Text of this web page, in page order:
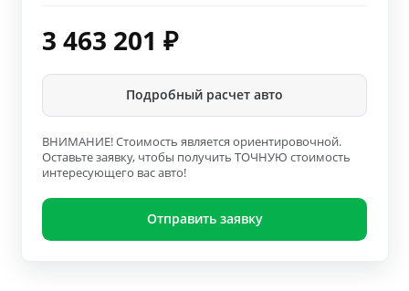
3 463 201 ₽
Подробный расчет авто
ВНИМАНИЕ! Стоимость является ориентировочной.
Оставьте заявку, чтобы получить ТОЧНУЮ стоимость
интересующего вас авто!
Отправить заявку